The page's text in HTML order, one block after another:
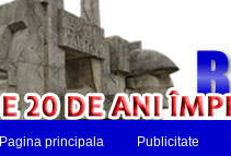
Pagina principala Publicitate